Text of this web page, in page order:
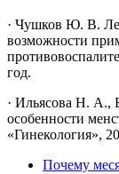
· Чушков Ю. В.
возможности
год.
· Ильясова Н. А.,
особенности
«Гинекология»,
Почему